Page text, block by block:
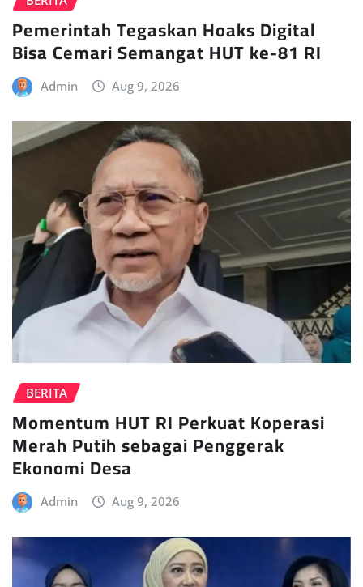
Pemerintah Tegaskan Hoaks Digital
Bisa Cemari Semangat HUT ke-81 RI
Admin Aug 9, 2026
BERITA
Momentum HUT RI Perkuat Koperasi
Merah Putih sebagai Penggerak
Ekonomi Desa
Admin Aug 9, 2026